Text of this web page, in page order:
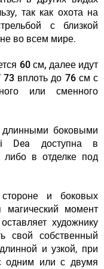
так как охота на
с близкой
во всем мире.
60 см, далее идут
вплоть до 76 см с
или сменного
длинными боковыми
Dea доступна в
либо в отделке под
и боковых
магический момент
оставляет художнику
свой собственный
и узкой, при
одним или с двумя